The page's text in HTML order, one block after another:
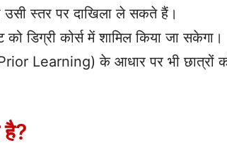
उसी स्तर पर दाखिला ले सकते हैं।
डिग्री कोर्स में शामिल किया जा सकेगा।
Prior Learning) के आधार पर भी छात्रों
है?